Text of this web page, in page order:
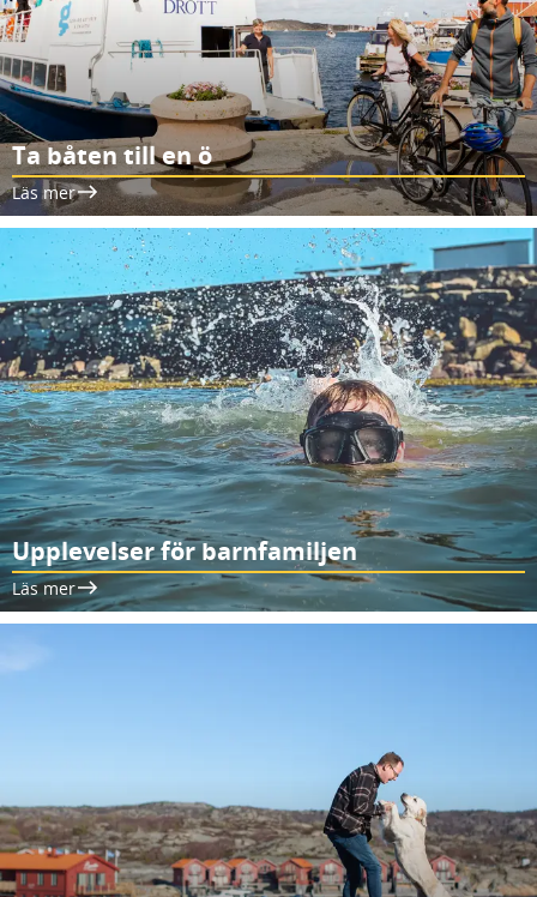
Ta båten till en ö
Läs mer
Upplevelser för barnfamiljen
Läs mer